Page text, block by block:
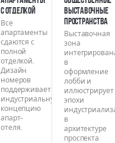
с отделкой
Все
апартаменты
сдаются с
полной
отделкой.
Дизайн
номеров
поддерживает
индустриальную
концепцию
апарт-
отеля.
выставочные
пространства
Выставочная
зона
в
оформление
лобби и
иллюстрирует
эпохи
в
архитектуре
проспекта